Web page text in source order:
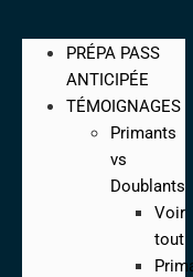
PRÉPA PASS
ANTICIPÉE
TÉMOIGNAGES
Primants
vs
Doublants
Voir
tout